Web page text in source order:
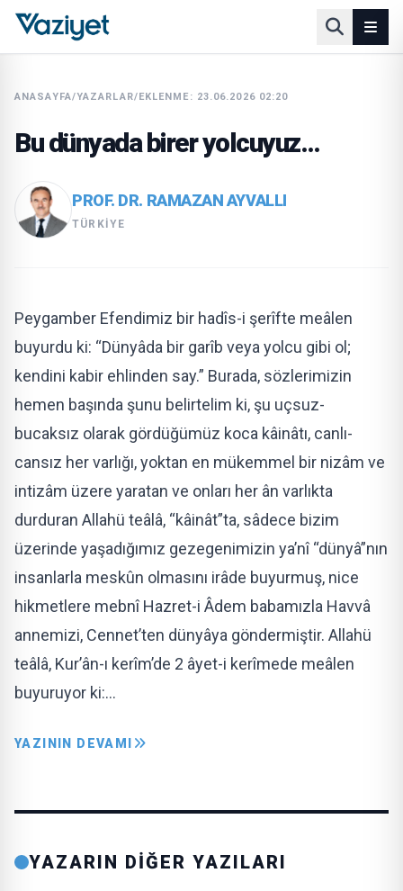
ANASAYFA/YAZARLAR/EKLENME: 23.06.2026 02:20
Bu dünyada birer yolcuyuz…
PROF. DR. RAMAZAN AYVALLI
TÜRKIYE
Peygamber Efendimiz bir hadîs-i şerîfte meâlen
buyurdu ki: “Dünyâda bir garîb veya yolcu gibi ol;
kendini kabir ehlinden say.” Burada, sözlerimizin
hemen başında şunu belirtelim ki, şu uçsuz-
bucaksız olarak gördüğümüz koca kâinâtı, canlı-
cansız her varlığı, yoktan en mükemmel bir nizâm ve
intizâm üzere yaratan ve onları her ân varlıkta
durduran Allahü teâlâ, “kâinât”ta, sâdece bizim
üzerinde yaşadığımız gezegenimizin ya’nî “dünyâ”nın
insanlarla meskûn olmasını irâde buyurmuş, nice
hikmetlere mebnî Hazret-i Âdem babamızla Havvâ
annemizi, Cennet’ten dünyâya göndermiştir. Allahü
teâlâ, Kur’ân-ı kerîm’de 2 âyet-i kerîmede meâlen
buyuruyor ki:…
YAZININ DEVAMI
YAZARIN DİĞER YAZILARI